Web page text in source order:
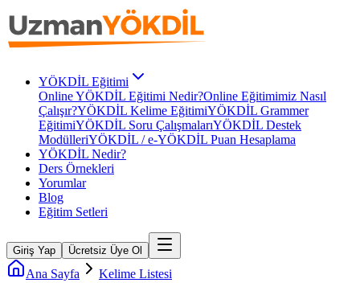
YÖKDİL Eğitimi
Online YÖKDİL Eğitimi Nedir?Online Eğitimimiz Nasıl
Çalışır?YÖKDİL Kelime EğitimiYÖKDİL Grammer
EğitimiYÖKDİL Soru ÇalışmalarıYÖKDİL Destek
ModülleriYÖKDİL / e-YÖKDİL Puan Hesaplama
YÖKDİL Nedir?
Ders Örnekleri
Yorumlar
Blog
Eğitim Setleri
Giriş Yap Ücretsiz Üye Ol
Ana Sayfa Kelime Listesi